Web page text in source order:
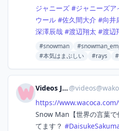
ジャニーズ #ジャニーズア
ウール #佐久間大介 #向井
深澤辰哉 #渡辺翔太 #渡辺
#snowman
#本気はまぶしい
#rays
Videos Japan @videos@wakoka.com
https://www.
Snow Man【世界の言葉で
てます？ #